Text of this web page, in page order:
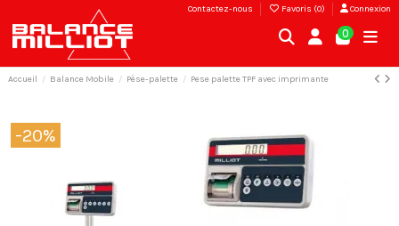
Contactez-nous Favoris (0) Connexion
0
Accueil Balance Mobile Pèse-palette Pese palette TPF avec imprimante
-20%